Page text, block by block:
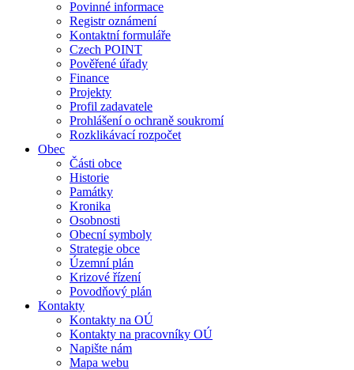
Povinné informace
Registr oznámení
Kontaktní formuláře
Czech POINT
Pověřené úřady
Finance
Projekty
Profil zadavatele
Prohlášení o ochraně soukromí
Rozklikávací rozpočet
Obec
Části obce
Historie
Památky
Kronika
Osobnosti
Obecní symboly
Strategie obce
Územní plán
Krizové řízení
Povodňový plán
Kontakty
Kontakty na OÚ
Kontakty na pracovníky OÚ
Napište nám
Mapa webu